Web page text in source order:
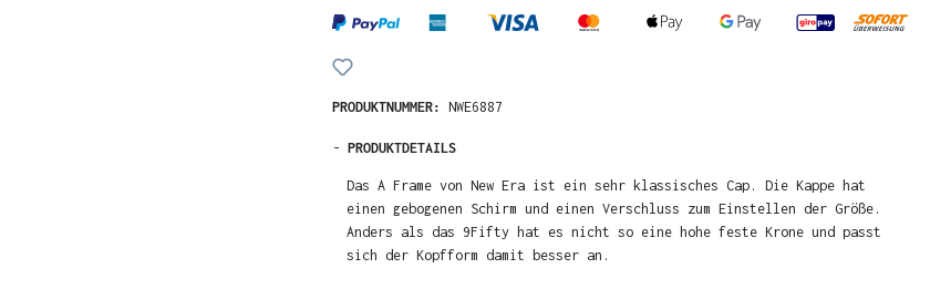
PRODUKTNUMMER: NWE6887
- PRODUKTDETAILS
Das A Frame von New Era ist ein sehr klassisches Cap. Die Kappe hat
einen gebogenen Schirm und einen Verschluss zum Einstellen der Größe.
Anders als das 9Fifty hat es nicht so eine hohe feste Krone und passt
sich der Kopfform damit besser an.